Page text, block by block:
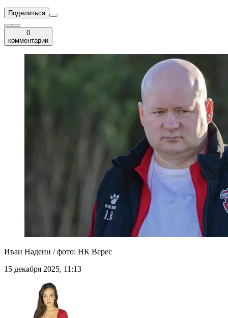
Поделиться
0
комментарии
Иван Надеин / фото: НК Верес
15 декабря 2025, 11:13